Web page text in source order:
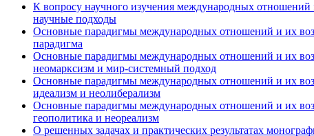
К вопросу научного изучения международных
научные подходы
Основные парадигмы международных отношений и их
парадигма
Основные парадигмы международных отношений и их
неомарксизм и мир-системный подход
Основные парадигмы международных отношений и их
идеализм и неолиберализм
Основные парадигмы международных отношений и их
геополитика и неореализм
О решенных задачах и практических результатах